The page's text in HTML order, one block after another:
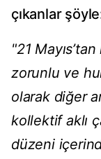
çıkanlar
"21
zorunlu ve
olarak diğer
kollektif aklı
düzeni